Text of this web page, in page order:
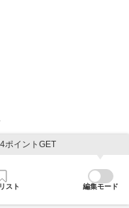
ポイントGET
スト 編集モード